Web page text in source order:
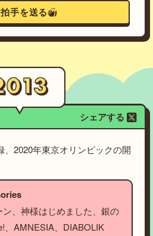
手を送る
シェアする
2020年東京オリンピックの開
、神様はじめました、銀の
、AMNESIA、DIABOLIK